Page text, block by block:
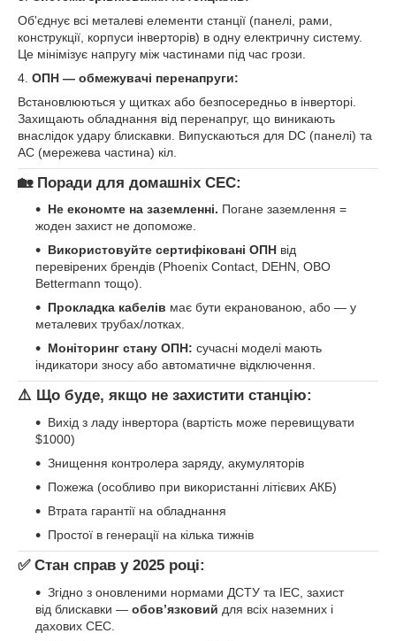
Об'єднує всі металеві елементи станції (панелі, рами,
конструкції, корпуси інверторів) в одну електричну систему.
Це мінімізує напругу між частинами під час грози.
4. ОПН — обмежувачі перенапруги:
Встановлюються у щитках або безпосередньо в інверторі.
Захищають обладнання від перенапруг, що виникають
внаслідок удару блискавки. Випускаються для DC (панелі) та
AC (мережева частина) кіл.
🏡 Поради для домашніх СЕС:
Не економте на заземленні. Погане заземлення =
жоден захист не допоможе.
Використовуйте сертифіковані ОПН від
перевірених брендів (Phoenix Contact, DEHN, OBO
Bettermann тощо).
Прокладка кабелів має бути екранованою, або — у
металевих трубах/лотках.
Моніторинг стану ОПН: сучасні моделі мають
індикатори зносу або автоматичне відключення.
⚠️ Що буде, якщо не захистити станцію:
Вихід з ладу інвертора (вартість може перевищувати
$1000)
Знищення контролера заряду, акумуляторів
Пожежа (особливо при використанні літієвих АКБ)
Втрата гарантії на обладнання
Простої в генерації на кілька тижнів
✅ Стан справ у 2025 році:
Згідно з оновленими нормами ДСТУ та IEC, захист
від блискавки — обов’язковий для всіх наземних і
дахових СЕС.